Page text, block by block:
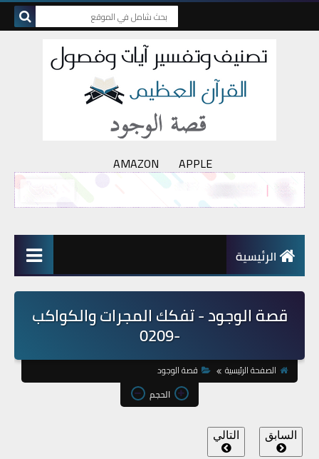
AMAZON APPLE
الرئيسية
قصة الوجود - تفكك المجرات والكواكب
-0209
الصفحة الرئيسية
قصة الوجود
الحجم
السابق التالي